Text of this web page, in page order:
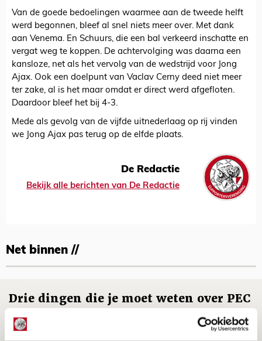
Van de goede bedoelingen waarmee aan de tweede helft
werd begonnen, bleef al snel niets meer over. Met dank
aan Venema. En Schuurs, die een bal verkeerd inschatte en
vergat weg te koppen. De achtervolging was daarna een
kansloze, net als het vervolg van de wedstrijd voor Jong
Ajax. Ook een doelpunt van Vaclav Cerny deed niet meer
ter zake, al is het maar omdat er direct werd afgefloten.
Daardoor bleef het bij 4-3.
Mede als gevolg van de vijfde uitnederlaag op rij vinden
we Jong Ajax pas terug op de elfde plaats.
De Redactie
Bekijk alle berichten van De Redactie
Net binnen //
Drie dingen die je moet weten over PEC
Zwolle - Ajax
08 AUGUSTUS 2026 - 12:32